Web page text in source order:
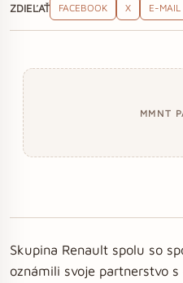
ZDIEĽAŤ FACEBOOK X E-MAIL
MMNT
Skupina Renault spolu so
oznámili svoje partnerstvo